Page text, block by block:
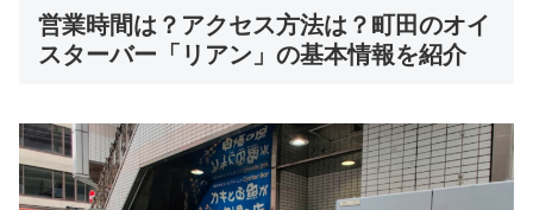
営業時間は？アクセス方法は？町田のオイ
スターバー「リアン」の基本情報を紹介